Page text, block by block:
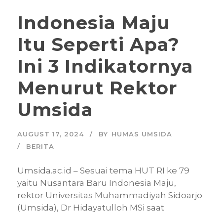
Indonesia Maju
Itu Seperti Apa?
Ini 3 Indikatornya
Menurut Rektor
Umsida
AUGUST 17, 2024 BY HUMAS UMSIDA
BERITA
Umsida.ac.id – Sesuai tema HUT RI ke 79
yaitu Nusantara Baru Indonesia Maju,
rektor Universitas Muhammadiyah Sidoarjo
(Umsida), Dr Hidayatulloh MSi saat